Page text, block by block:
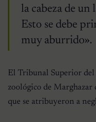
la cabeza de
Esto se debe
muy aburrido».
El Tribunal Superior
zoológico de Marghazar
que se atribuyeron a